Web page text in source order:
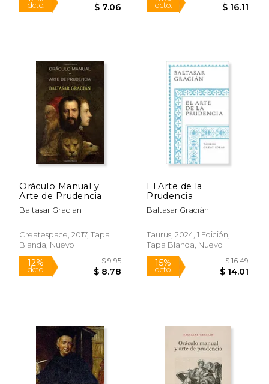
12%
dcto.
15%
dcto.
Oráculo Manual y
Arte de Prudencia
Baltasar Gracian
Createspace, 2017, Tapa
Blanda, Nuevo
El Arte de la
Prudencia
Baltasar Gracián
Taurus, 2024, 1 Edición,
Tapa Blanda, Nuevo